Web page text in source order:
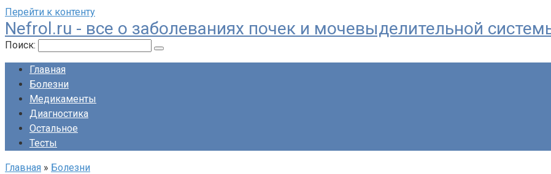
Перейти к контенту
Nefrol.ru - все о заболеваниях почек и мочевыделительной
Поиск:
Главная
Болезни
Медикаменты
Диагностика
Остальное
Тесты
Главная » Болезни